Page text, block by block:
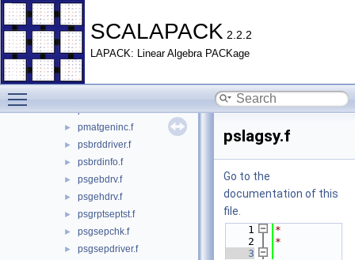
SCALAPACK 2.2.2
LAPACK: Linear Algebra PACKage
► pdsvdcmp.f
► pdsvddriver.f
► pdsvdtst.f
► pdsytdrv.f
► pdtrddriver.f
► pdttrdtester.f
► pmatgeninc.f
► psbrddriver.f
► psbrdinfo.f
► psgebdrv.f
► psgehdrv.f
► psgrptseptst.f
► psgsepchk.f
► psgsepdriver.f
pslagsy.f
Go to the
documentation of this
file.
    1
*
    2
*
    3